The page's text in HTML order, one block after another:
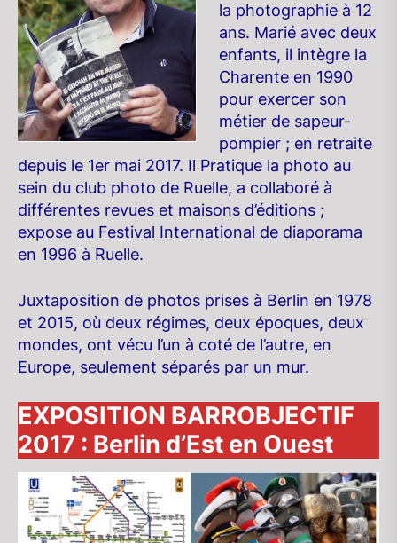
la photographie à 12
ans. Marié avec deux
enfants, il intègre la
Charente en 1990
pour exercer son
métier de sapeur-
pompier ; en retraite
depuis le 1er mai 2017. Il Pratique la photo au
sein du club photo de Ruelle, a collaboré à
différentes revues et maisons d’éditions ;
expose au Festival International de diaporama
en 1996 à Ruelle.
Juxtaposition de photos prises à Berlin en 1978
et 2015, où deux régimes, deux époques, deux
mondes, ont vécu l’un à coté de l’autre, en
Europe, seulement séparés par un mur.
EXPOSITION BARROBJECTIF
2017 : Berlin d’Est en Ouest